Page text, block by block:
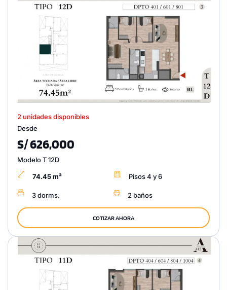
2 unidades disponibles
Desde
S/ 626,000
Modelo T 12D
74.45 m² Pisos 4 y 6
3 dorms. 2 baños
COTIZAR AHORA